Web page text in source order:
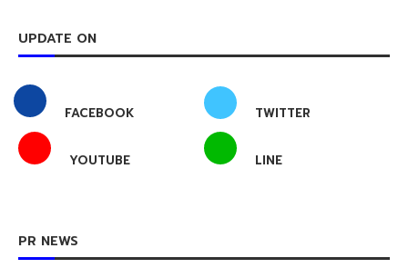
UPDATE ON
FACEBOOK TWITTER
YOUTUBE LINE
PR NEWS